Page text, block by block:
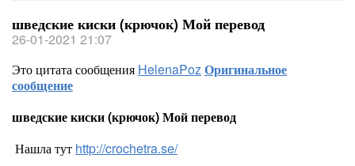
шведские киски (крючок) Мой перевод
26-01-2021 21:07
Это цитата сообщения HelenaPozОригинальное
сообщение
шведские киски (крючок) Мой перевод
Нашла тут http://crochetra.se/